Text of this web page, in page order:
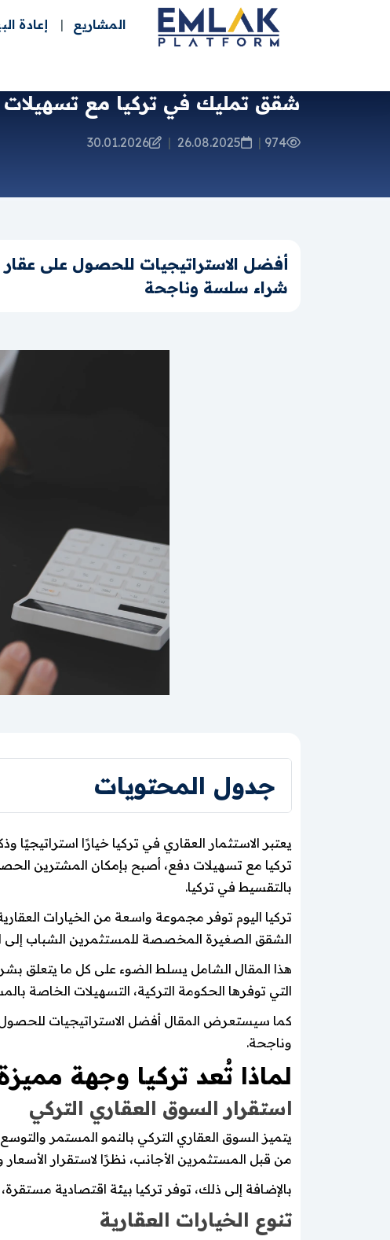
المشاريع إعادة
شقق تمليك في تركيا مع تسهيلات
974
|
26.08.2025
|
30.01.2026
أفضل الاستراتيجيات للحصول على عقار
شراء سلسة وناجحة
جدول المحتويات
يعتبر الاستثمار العقاري في تركيا خيارًا
تركيا مع تسهيلات دفع، أصبح بإمكان المشترين
بالتقسيط في تركيا.
تركيا اليوم توفر مجموعة واسعة من الخيارات
الشقق الصغيرة المخصصة للمستثمرين الشباب إلى
هذا المقال الشامل يسلط الضوء على كل ما يتعلق
التي توفرها الحكومة التركية، التسهيلات الخاصة
كما سيستعرض المقال أفضل الاستراتيجيات للحصول
وناجحة.
لماذا تُعد تركيا وجهة
استقرار السوق العقاري التركي
يتميز السوق العقاري التركي بالنمو المستمر
من قبل المستثمرين الأجانب، نظرًا لاستقرار الأسعار
بالإضافة إلى ذلك، توفر تركيا بيئة اقتصادية
تنوع الخيارات العقارية